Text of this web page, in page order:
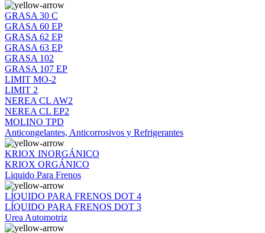
GRASA 30 C
GRASA 60 EP
GRASA 62 EP
GRASA 63 EP
GRASA 102
GRASA 107 EP
LIMIT MO-2
LIMIT 2
NEREA CL AW2
NEREA CL EP2
MOLINO TPD
Anticongelantes, Anticorrosivos y Refrigerantes
KRIOX INORGÁNICO
KRIOX ORGÁNICO
Liquido Para Frenos
LÍQUIDO PARA FRENOS DOT 4
LÍQUIDO PARA FRENOS DOT 3
Urea Automotriz